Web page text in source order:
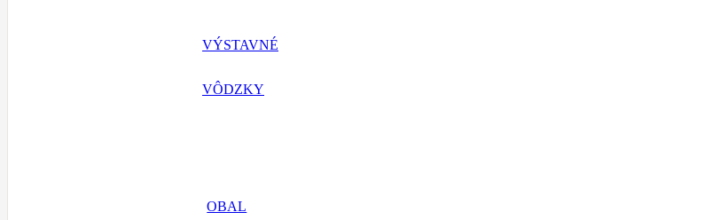
VÝSTAVNÉ
VÔDZKY
OBAL